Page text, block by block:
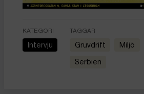
KATEGORI
Intervju
TAGGAR
gruvdrift miljö
Serbien